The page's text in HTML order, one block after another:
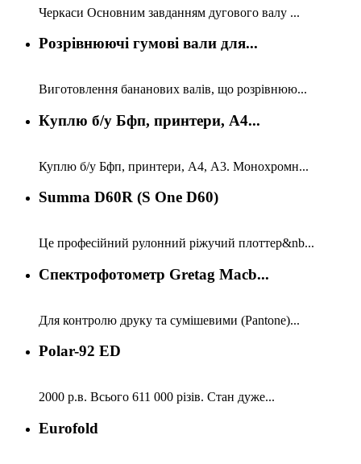
Черкаси Основним завданням дугового валу ...
Розрівнюючі гумові вали для...
Виготовлення бананових валів, що розрівнюю...
Куплю б/у Бфп, принтери, А4...
Куплю б/у Бфп, принтери, А4, А3. Монохромн...
Summa D60R (S One D60)
Це професійний рулонний ріжучий плоттер&nb...
Спектрофотометр Gretag Macb...
Для контролю друку та сумішевими (Pantone)...
Polar-92 ED
2000 р.в. Всього 611 000 різів. Стан дуже...
Eurofold